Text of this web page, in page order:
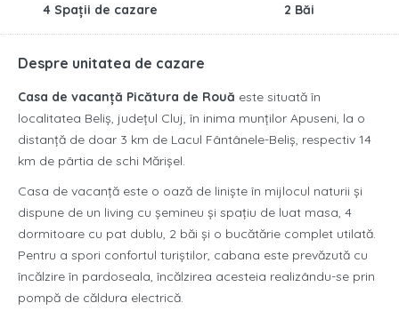
4 Spații de cazare
2 Băi
Despre unitatea de cazare
Casa de vacanță Picătura de Rouă este situată în
localitatea Beliș, județul Cluj, în inima munților Apuseni, la o
distanță de doar 3 km de Lacul Fântânele-Beliș, respectiv 14
km de pârtia de schi Mărișel.
Casa de vacanță este o oază de liniște în mijlocul naturii și
dispune de un living cu șemineu și spațiu de luat masa, 4
dormitoare cu pat dublu, 2 băi și o bucătărie complet utilată.
Pentru a spori confortul turiștilor, cabana este prevăzută cu
încălzire în pardoseala, încălzirea acesteia realizându-se prin
pompă de căldura electrică.